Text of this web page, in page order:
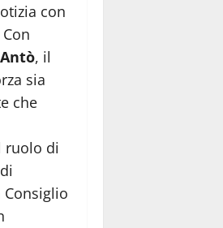
con
, il
sia
che
ruolo di